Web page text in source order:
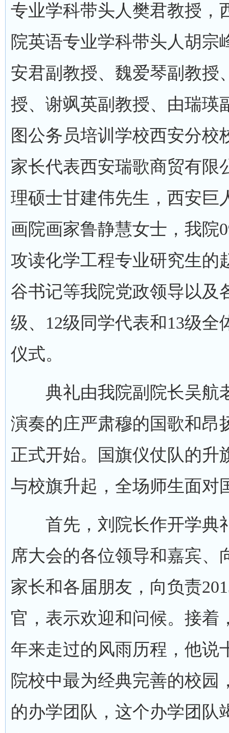
专业学科带头人樊君教授，
院英语专业学科带头人胡宗
安君副教授、魏爱琴副教授
授、谢飒英副教授、由瑞瑛
图公务员培训学校西安分校
家长代表西安瑞歌商贸有限
理硕士甘建伟先生，西安巨
画院画家鲁静慧女士，我院
攻读化学工程专业研究生的
谷书记等我院党政领导以及
级、12级同学代表和13级
仪式。
典礼由我院副院长吴航
演奏的庄严肃穆的国歌和昂
正式开始。国旗仪仗队的升
与校旗升起，全场师生面对
首先，刘院长作开学典
席大会的各位领导和嘉宾、
家长和各届朋友，向负责
官，表示欢迎和问候。接着
年来走过的风雨历程，他说
院校中最为经典完善的校园
的办学团队，这个办学团队